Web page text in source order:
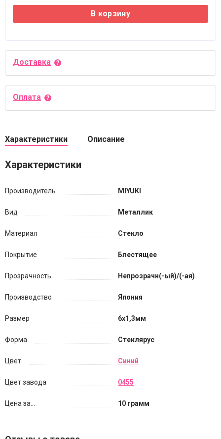
В корзину
Доставка
Оплата
Характеристики Описание
Характеристики
Производитель MIYUKI
Вид Металлик
Материал Стекло
Покрытие Блестящее
Прозрачность Непрозрачн(-ый)/(-ая)
Производство Япония
Размер 6х1,3мм
Форма Стеклярус
Цвет Синий
Цвет завода 0455
Цена за... 10 грамм